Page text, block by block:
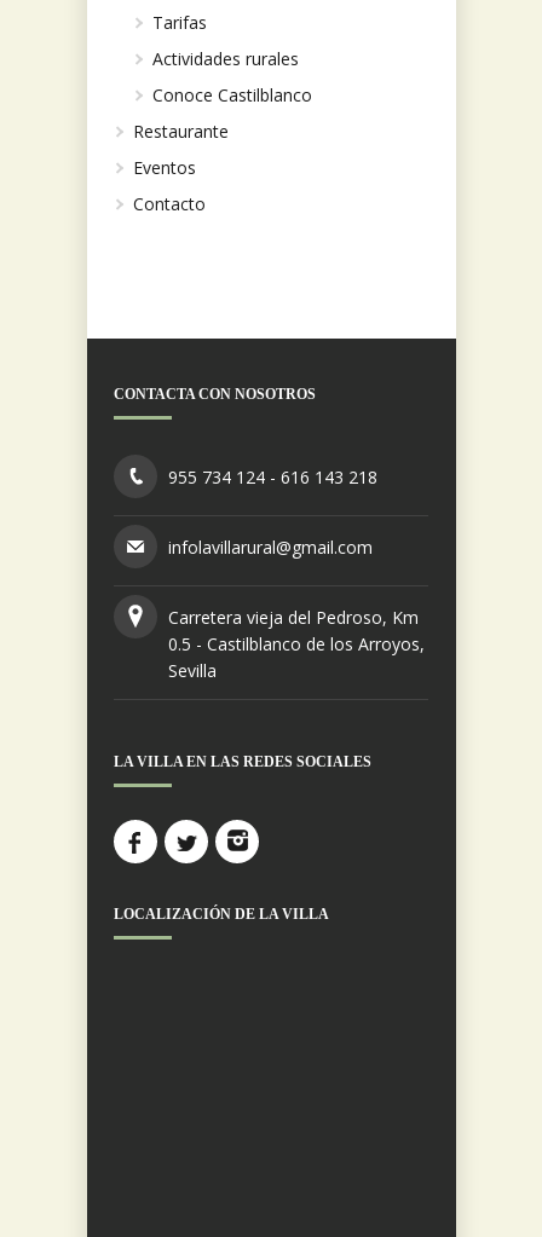
Tarifas
Actividades rurales
Conoce Castilblanco
Restaurante
Eventos
Contacto
CONTACTA CON NOSOTROS
955 734 124 - 616 143 218
infolavillarural@gmail.com
Carretera vieja del Pedroso, Km
0.5 - Castilblanco de los Arroyos,
Sevilla
LA VILLA EN LAS REDES SOCIALES
LOCALIZACIÓN DE LA VILLA